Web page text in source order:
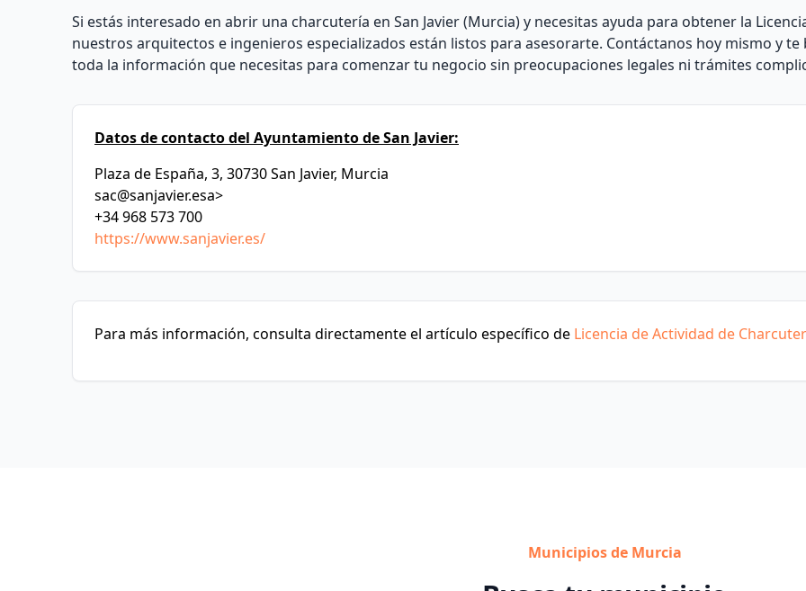
Si estás interesado en abrir una charcutería en San Javier (Murcia) y necesitas ayuda para obtener la
nuestros arquitectos e ingenieros especializados están listos para asesorarte. Contáctanos hoy mismo y
toda la información que necesitas para comenzar tu negocio sin preocupaciones legales ni trámites
Datos de contacto del Ayuntamiento de San Javier:
Plaza de España, 3, 30730 San Javier, Murcia
sac@sanjavier.esa>
+34 968 573 700
https://www.sanjavier.es/
Para más información, consulta directamente el artículo específico de Licencia de Actividad de
Municipios de Murcia